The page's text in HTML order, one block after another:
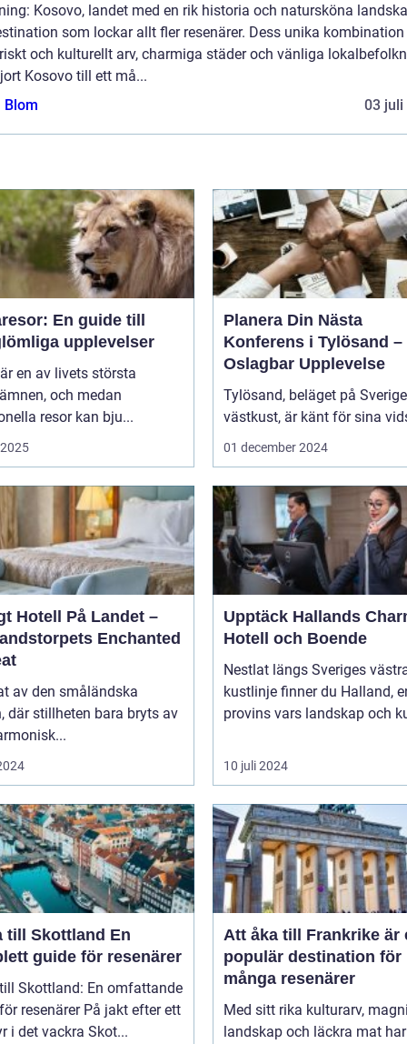
Kosovo, landet med en rik historia och natursköna
som lockar allt fler resenärer. Dess unika
och kulturellt arv, charmiga städer och vänliga
Kosovo till ett må...
Blom
03 juli
En guide till
upplevelser
en av livets största
och medan
resor kan bju...
Planera Din Nästa
Konferens i Tylösand –
Oslagbar Upplevelse
Tylösand, beläget på
västkust, är känt för sina
01 december 2024
Hotell På Landet –
Enchanted
av den småländska
där stillheten bara bryts av
Upptäck Hallands
Hotell och Boende
Nestlat längs Sveriges
kustlinje finner du Halland,
provins vars landskap och
10 juli 2024
Skottland En
guide för resenärer
Skottland: En omfattande
På jakt efter ett
i det vackra Skot...
Att åka till Frankrike är
populär destination för
många resenärer
Med sitt rika kulturarv,
landskap och läckra mat har